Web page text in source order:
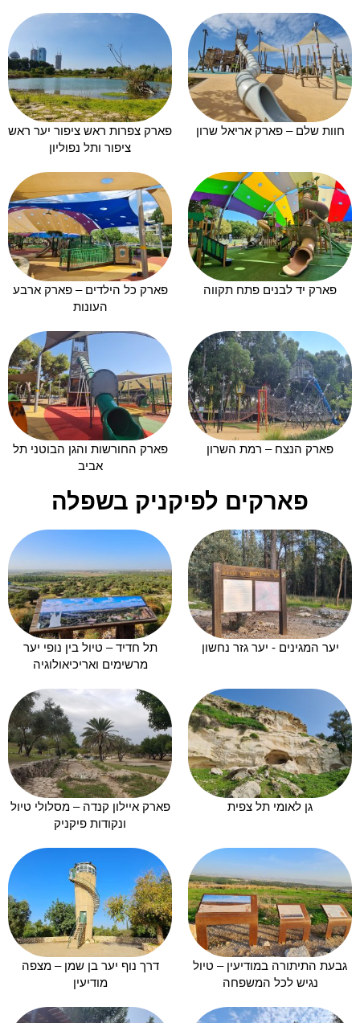
חוות שלם – פארק אריאל שרון
פארק צפרות ראש ציפור יער ראש
ציפור ותל נפוליון
פארק יד לבנים פתח תקווה
פארק כל הילדים – פארק ארבע
העונות
פארק הנצח – רמת השרון
פארק החורשות והגן הבוטני תל
אביב
פארקים לפיקניק בשפלה
יער המגינים - יער גזר נחשון
תל חדיד – טיול בין נופי יער
מרשימים ואריכיאולוגיה
גן לאומי תל צפית
פארק איילון קנדה – מסלולי טיול
ונקודות פיקניק
גבעת התיתורה במודיעין – טיול
נגיש לכל המשפחה
דרך נוף יער בן שמן – מצפה
מודיעין